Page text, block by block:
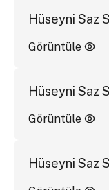
Hüseyni Saz
Görüntüle
Hüseyni Saz
Görüntüle
Hüseyni Saz